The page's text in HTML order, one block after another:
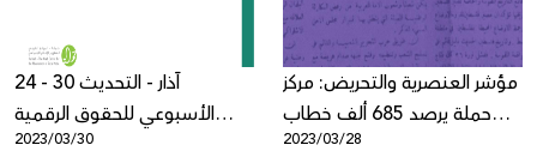
24 - 30 آذار - التحديث
الأسبوعي للحقوق الرقمية
الفلسطينية
2023/03/30
مؤشر العنصرية والتحريض: مركز
حملة يرصد 685 ألف خطاب
عنصري ومحرض في اللغة
2023/03/28